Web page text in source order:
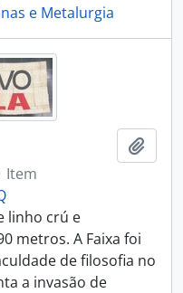
e Metalurgia
Item
linho crú e
metros. A Faixa foi
de filosofia no
a invasão de